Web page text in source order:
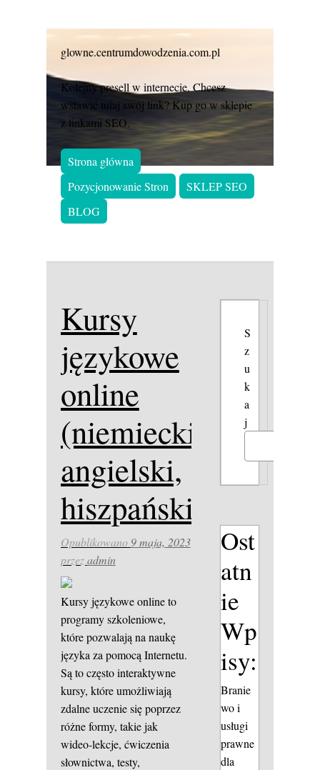
glowne.centrumdowodzenia.com.pl
Kolejny presell w internecie. Chcesz
wstawić tutaj swój link? Kup go w sklepie
z linkami SEO.
Strona główna
Pozycjonowanie Stron
SKLEP SEO
BLOG
Kursy
językowe
online
(niemiecki,
angielski,
hiszpański)
Opublikowano 9 maja, 2023
przezadmin
Kursy językowe online to
programy szkoleniowe,
które pozwalają na naukę
języka za pomocą Internetu.
Są to często interaktywne
kursy, które umożliwiają
zdalne uczenie się poprzez
różne formy, takie jak
wideo-lekcje, ćwiczenia
słownictwa, testy,
S
z
u
k
a
j
Ost
atn
ie
Wp
isy:
Branie
wo i
usługi
prawne
dla